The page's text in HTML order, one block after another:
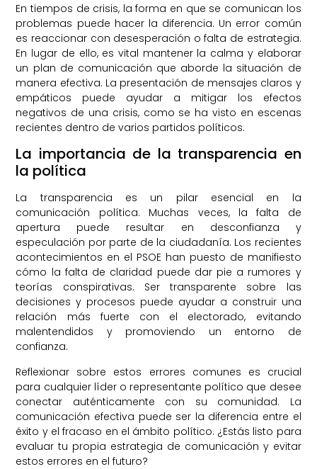
En tiempos de crisis, la forma en que se comunican los
problemas puede hacer la diferencia. Un error común
es reaccionar con desesperación o falta de estrategia.
En lugar de ello, es vital mantener la calma y elaborar
un plan de comunicación que aborde la situación de
manera efectiva. La presentación de mensajes claros y
empáticos puede ayudar a mitigar los efectos
negativos de una crisis, como se ha visto en escenas
recientes dentro de varios partidos políticos.
La importancia de la transparencia en
la política
La transparencia es un pilar esencial en la
comunicación política. Muchas veces, la falta de
apertura puede resultar en desconfianza y
especulación por parte de la ciudadanía. Los recientes
acontecimientos en el PSOE han puesto de manifiesto
cómo la falta de claridad puede dar pie a rumores y
teorías conspirativas. Ser transparente sobre las
decisiones y procesos puede ayudar a construir una
relación más fuerte con el electorado, evitando
malentendidos y promoviendo un entorno de
confianza.
Reflexionar sobre estos errores comunes es crucial
para cualquier líder o representante político que desee
conectar auténticamente con su comunidad. La
comunicación efectiva puede ser la diferencia entre el
éxito y el fracaso en el ámbito político. ¿Estás listo para
evaluar tu propia estrategia de comunicación y evitar
estos errores en el futuro?